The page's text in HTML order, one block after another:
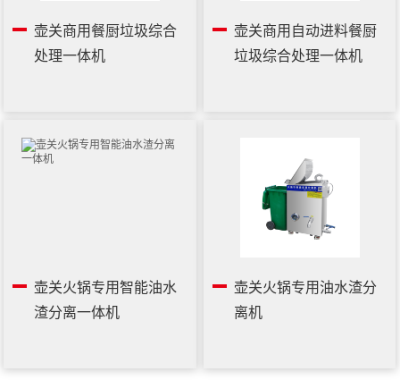
壶关商用餐厨垃圾综合
处理一体机
壶关商用自动进料餐厨
垃圾综合处理一体机
壶关火锅专用智能油水
渣分离一体机
壶关火锅专用油水渣分
离机